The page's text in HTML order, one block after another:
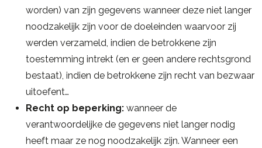
worden) van zijn gegevens wanneer deze niet langer
noodzakelijk zijn voor de doeleinden waarvoor zij
werden verzameld, indien de betrokkene zijn
toestemming intrekt (en er geen andere rechtsgrond
bestaat), indien de betrokkene zijn recht van bezwaar
uitoefent…
Recht op beperking: wanneer de
verantwoordelijke de gegevens niet langer nodig
heeft maar ze nog noodzakelijk zijn. Wanneer een